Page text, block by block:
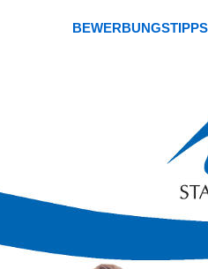
BEWERBUNGSTIPPS